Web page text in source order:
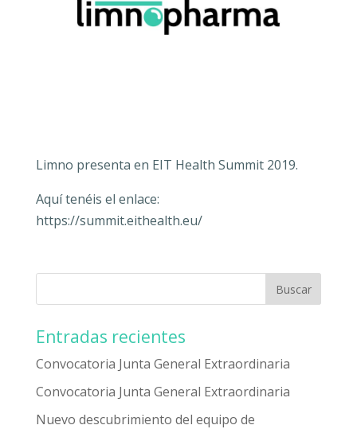
Limno presenta en EIT Health Summit 2019.
Aquí tenéis el enlace:
https://summit.eithealth.eu/
Entradas recientes
Convocatoria Junta General Extraordinaria
Convocatoria Junta General Extraordinaria
Nuevo descubrimiento del equipo de